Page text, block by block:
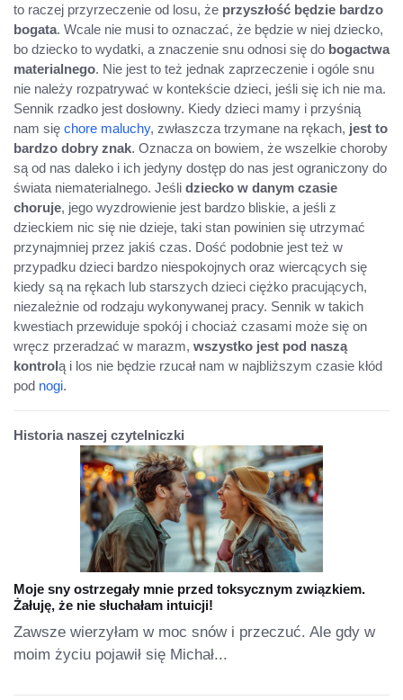
to raczej przyrzeczenie od losu, że przyszłość będzie bardzo
bogata. Wcale nie musi to oznaczać, że będzie w niej dziecko,
bo dziecko to wydatki, a znaczenie snu odnosi się do bogactwa
materialnego. Nie jest to też jednak zaprzeczenie i ogóle snu
nie należy rozpatrywać w kontekście dzieci, jeśli się ich nie ma.
Sennik rzadko jest dosłowny. Kiedy dzieci mamy i przyśnią
nam się chore maluchy, zwłaszcza trzymane na rękach, jest to
bardzo dobry znak. Oznacza on bowiem, że wszelkie choroby
są od nas daleko i ich jedyny dostęp do nas jest ograniczony do
świata niematerialnego. Jeśli dziecko w danym czasie
choruje, jego wyzdrowienie jest bardzo bliskie, a jeśli z
dzieckiem nic się nie dzieje, taki stan powinien się utrzymać
przynajmniej przez jakiś czas. Dość podobnie jest też w
przypadku dzieci bardzo niespokojnych oraz wiercących się
kiedy są na rękach lub starszych dzieci ciężko pracujących,
niezależnie od rodzaju wykonywanej pracy. Sennik w takich
kwestiach przewiduje spokój i chociaż czasami może się on
wręcz przeradzać w marazm, wszystko jest pod naszą
kontrolą i los nie będzie rzucał nam w najbliższym czasie kłód
pod nogi.
Historia naszej czytelniczki
Moje sny ostrzegały mnie przed toksycznym związkiem.
Żałuję, że nie słuchałam intuicji!
Zawsze wierzyłam w moc snów i przeczuć. Ale gdy w
moim życiu pojawił się Michał...